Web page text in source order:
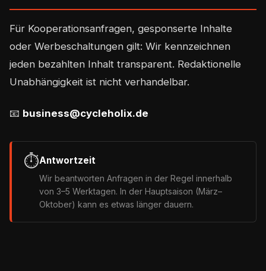
Für Kooperationsanfragen, gesponserte Inhalte
oder Werbeschaltungen gilt: Wir kennzeichnen
jeden bezahlten Inhalt transparent. Redaktionelle
Unabhängigkeit ist nicht verhandelbar.
📧 business@cycleholix.de
⏱️Antwortzeit
Wir beantworten Anfragen in der Regel innerhalb
von 3–5 Werktagen. In der Hauptsaison (März–
Oktober) kann es etwas länger dauern.